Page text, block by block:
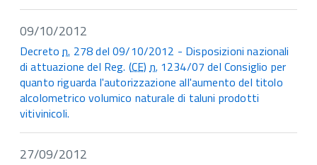
09/10/2012
Decreton. 278 del 09/10/2012 - Disposizioni nazionali
di attuazione del Reg. (CE)n. 1234/07 del Consiglio per
quanto riguarda l'autorizzazione all'aumento del titolo
alcolometrico volumico naturale di taluni prodotti
vitivinicoli.
27/09/2012